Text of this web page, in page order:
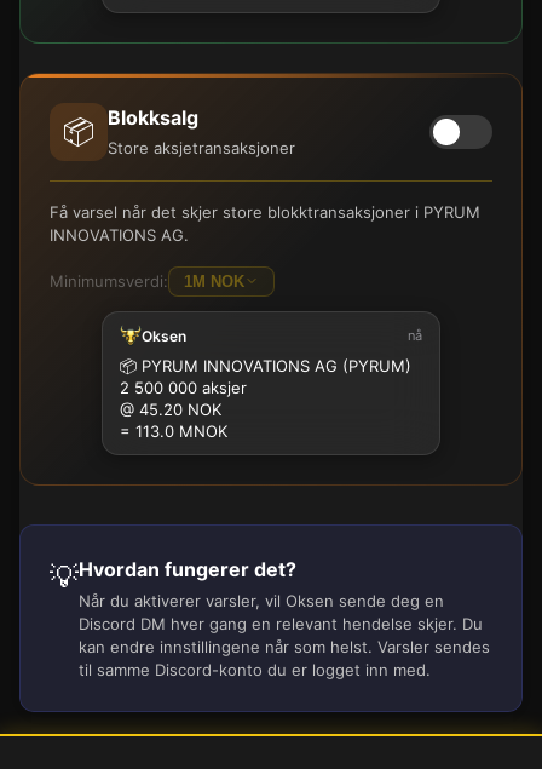
📦 Blokksalg
Store aksjetransaksjoner
Få varsel når det skjer store blokktransaksjoner i PYRUM
INNOVATIONS AG.
Minimumsverdi: 1M NOK
500K
Oksen nå
📦 PYRUM INNOVATIONS AG (PYRUM)
2 500 000 aksjer
@ 45.20 NOK
= 113.0 MNOK
💡Hvordan fungerer det?
Når du aktiverer varsler, vil Oksen sende deg en
Discord DM hver gang en relevant hendelse skjer. Du
kan endre innstillingene når som helst. Varsler sendes
til samme Discord-konto du er logget inn med.